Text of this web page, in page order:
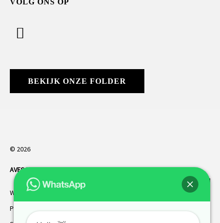
VOLG ONS OP
BEKIJK ONZE FOLDER
© 2026
AVES HORREN. Alle rechten voorbehouden.
Webdesign Vanoo Media
Privacybeleid